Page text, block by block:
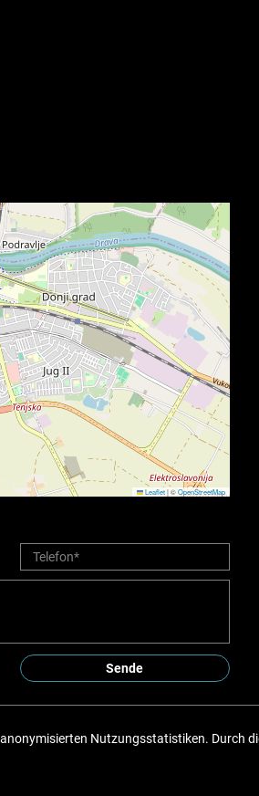
Leaflet|©OpenStreetMap
Sende
Nutzungsstatistiken. Durch